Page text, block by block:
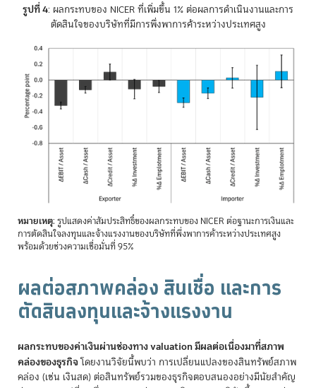
รูปที่ 4: ผลกระทบของ NICER ที่เพิ่มขึ้น 1% ต่อผลการดำเนินงานและการ
ตัดสินใจของบริษัทที่มีการพึ่งพาการค้าระหว่างประเทศสูง
หมายเหตุ: รูปแสดงค่าสัมประสิทธิ์ของผลกระทบของ NICER ต่อฐานะการเงินและ
การตัดสินใจลงทุนและจ้างแรงงานของบริษัทที่พึ่งพาการค้าระหว่างประเทศสูง
พร้อมด้วยช่วงความเชื่อมั่นที่ 95%
ผลต่อสภาพคล่อง สินเชื่อ และการ
ตัดสินลงทุนและจ้างแรงงาน
ผลกระทบของค่าเงินผ่านช่องทาง valuation มีผลต่อเนื่องมาที่สภาพ
คล่องของธุรกิจโดยงานวิจัยนี้พบว่า การเปลี่ยนแปลงของสินทรัพย์สภาพ
คล่อง (เช่น เงินสด) ต่อสินทรัพย์รวมของธุรกิจตอบสนองอย่างมีนัยสำคัญ